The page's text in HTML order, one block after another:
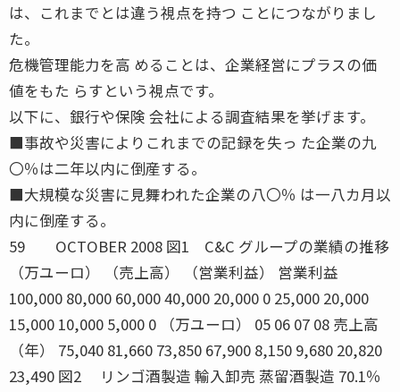
は、これまでとは違う視点を持つ ことにつながりまし
た。
危機管理能力を高 めることは、企業経営にプラスの価
値をもた らすという視点です。
以下に、銀行や保険 会社による調査結果を挙げます。
■事故や災害によりこれまでの記録を失っ た企業の九
〇％は二年以内に倒産する。
■大規模な災害に見舞われた企業の八〇％ は一八カ月以
内に倒産する。
59 OCTOBER 2008 図1 C&C グループの業績の推移
（万ユーロ） （売上高） （営業利益） 営業利益
100,000 80,000 60,000 40,000 20,000 0 25,000 20,000
15,000 10,000 5,000 0 （万ユーロ） 05 06 07 08 売上高
（年） 75,040 81,660 73,850 67,900 8,150 9,680 20,820
23,490 図2 リンゴ酒製造 輸入卸売 蒸留酒製造 70.1％